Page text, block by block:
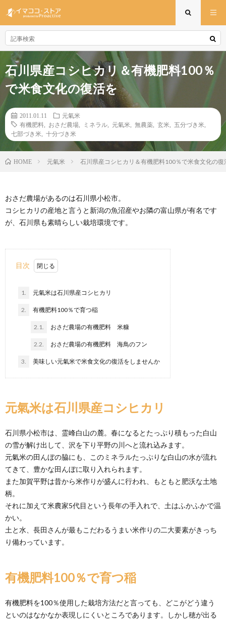
石川県産コシヒカリ＆有機肥料100％
で米食文化の復活を
2011.01.11
元氣米
有機肥料
おさだ農場 ミネラル 元氣米 無農薬 玄米 五分づき米
七部づき米
十分づき米
HOME 元氣米 石川県産コシヒカリ＆有機肥料100％で米食文化の復
おさだ農場があるのは石川県小松市。
コシヒカリの産地と言うと新潟の魚沼産やお隣の富山県が有名です
が、石川県も素晴らしい栽培環境です。
目次
1. 元氣米は石川県産コシヒカリ
2. 有機肥料100％で育つ稲
2.1. おさだ農場の有機肥料 米糠
2.2. おさだ農場の有機肥料 海鳥のフン
3. 美味しい元氣米で米食文化の復活をしませんか
元氣米は石川県産コシヒカリ
石川県小松市は、霊峰白山の麓。春になるとたっぷり積もった白山
の雪が解け出して、沢を下り平野の川へと流れ込みます。
元氣米の田んぼの脇にも、このミネラルたっぷりな白山の水が流れ
てきて、豊かな田んぼに取り入れられます。
また加賀平野は昔から米作りが盛んに行われ、もともと肥沃な土地
柄。
それに加えて米農家5代目という長年の手入れで、土はふかふかで温
かい。
土と水、長田さんが最もこだわるうまい米作りの二大要素がきっち
り備わっています。
有機肥料100％で育つ稲
有機肥料を100％使用した栽培方法だと言っても、どこがどう違う
といのはなかなか表現しにくいところであります。しかし穂が出る